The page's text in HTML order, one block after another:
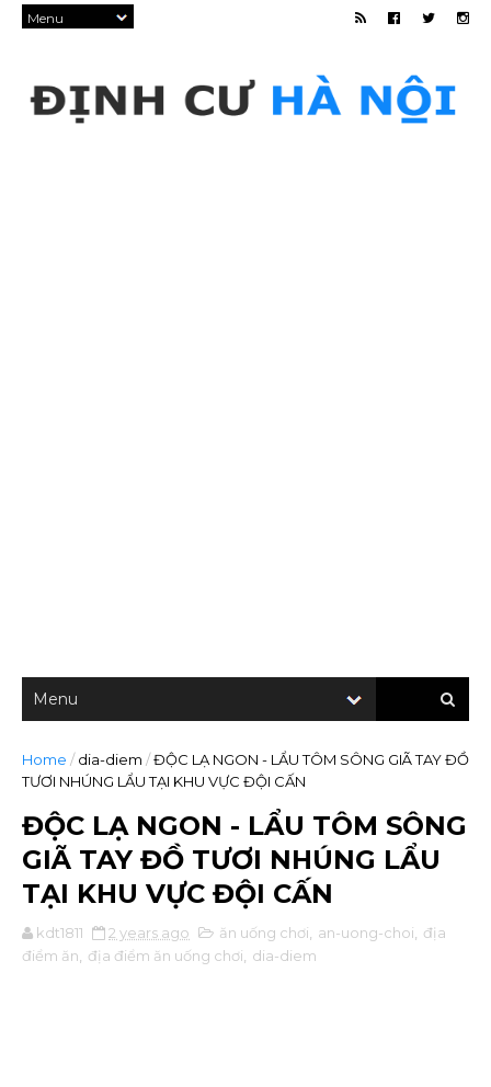
Home / dia-diem /ĐỘC LẠ NGON - LẨU TÔM SÔNG GIÃ TAY ĐỒ
TƯƠI NHÚNG LẨU TẠI KHU VỰC ĐỘI CẤN
ĐỘC LẠ NGON - LẨU TÔM SÔNG
GIÃ TAY ĐỒ TƯƠI NHÚNG LẨU
TẠI KHU VỰC ĐỘI CẤN
kdt1811 2 years ago ăn uống chơi an-uong-choi
địa
điểm ăn
địa điểm ăn uống chơi dia-diem